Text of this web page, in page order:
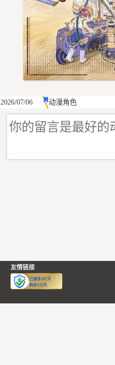
2026/07/06 动漫角色
友情链接